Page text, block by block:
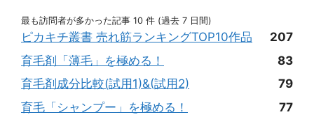
最も訪問者が多かった記事 10 件 (過去 7 日間)
ピカキチ叢書 売れ筋ランキングTOP10作品
207
育毛剤「薄毛」を極める！
83
育毛剤成分比較(試用1)&(試用2)
79
育毛「シャンプー」を極める！
77